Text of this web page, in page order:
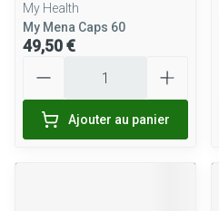
My Health
My Mena Caps 60
49,50 €
Ajouter au panier